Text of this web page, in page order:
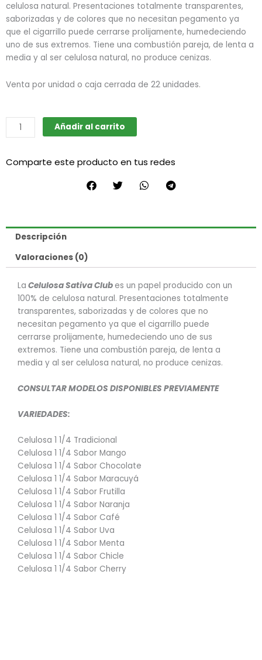
celulosa natural. Presentaciones totalmente transparentes,
saborizadas y de colores que no necesitan pegamento ya
que el cigarrillo puede cerrarse prolijamente, humedeciendo
uno de sus extremos. Tiene una combustión pareja, de lenta a
media y al ser celulosa natural, no produce cenizas.
Venta por unidad o caja cerrada de 22 unidades.
Celulosas
(Sativa
cantidad
Añadir al carrito
Comparte este producto en tus redes
Descripción
Valoraciones (0)
La Celulosa Sativa Club es un papel producido con un
100% de celulosa natural. Presentaciones totalmente
transparentes, saborizadas y de colores que no
necesitan pegamento ya que el cigarrillo puede
cerrarse prolijamente, humedeciendo uno de sus
extremos. Tiene una combustión pareja, de lenta a
media y al ser celulosa natural, no produce cenizas.
CONSULTAR MODELOS DISPONIBLES PREVIAMENTE
VARIEDADES:
Celulosa 1 1/4 Tradicional
Celulosa 1 1/4 Sabor Mango
Celulosa 1 1/4 Sabor Chocolate
Celulosa 1 1/4 Sabor Maracuyá
Celulosa 1 1/4 Sabor Frutilla
Celulosa 1 1/4 Sabor Naranja
Celulosa 1 1/4 Sabor Café
Celulosa 1 1/4 Sabor Uva
Celulosa 1 1/4 Sabor Menta
Celulosa 1 1/4 Sabor Chicle
Celulosa 1 1/4 Sabor Cherry